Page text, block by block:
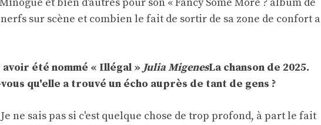
Minogue et bien d'autres pour son « Fancy Some More ? album de
sur scène et combien le fait de sortir de sa zone de confort a
été nommé « Illégal »Julia MigenesLa chanson de 2025.
qu'elle a trouvé un écho auprès de tant de gens ?
Je ne sais pas si c'est quelque chose de trop profond, à part le fait